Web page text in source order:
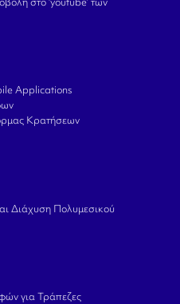
στο ‘youtube’ των
Applications
Κρατήσεων
Διάχυση Πολυμεσικού
για Τράπεζες